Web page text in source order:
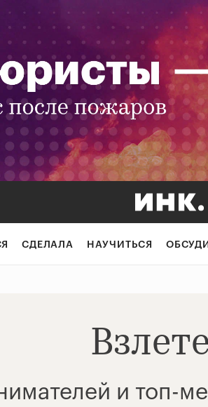
СДЕЛАЛА НАУЧИТЬСЯ
и топ-